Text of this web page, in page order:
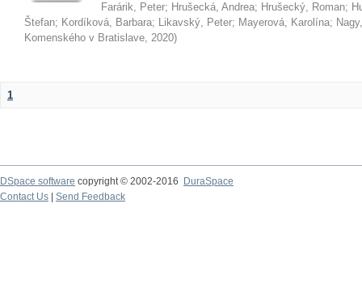
Farárik, Peter; Hrušecká, Andrea; Hrušecký, Roman;
Štefan; Kordíková, Barbara; Likavský, Peter; Mayerová, Karolína;
Komenského v Bratislave, 2020)
1
DSpace software copyright © 2002-2016
DuraSpace
Contact Us
Send Feedback